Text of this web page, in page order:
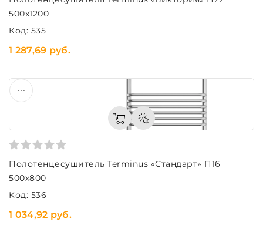
500х1200
Код: 535
1 287,69 руб.
Полотенцесушитель Terminus «Стандарт» П16
500х800
Код: 536
1 034,92 руб.